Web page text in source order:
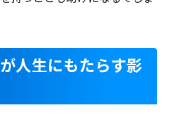
人生にもたらす影